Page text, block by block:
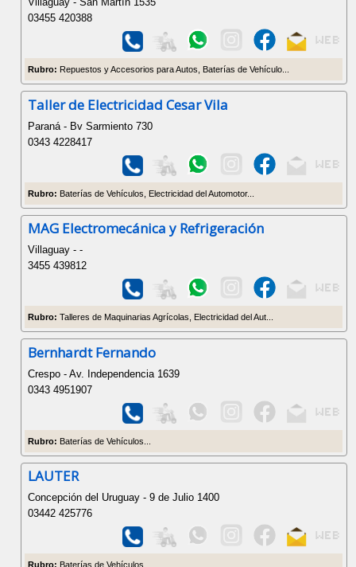
03455 420388
Rubro: Repuestos y Accesorios para Autos, Baterías de Vehículo...
Taller de Electricidad Cesar Vila
Paraná - Bv Sarmiento 730
0343 4228417
Rubro: Baterías de Vehículos, Electricidad del Automotor...
MAG Electromecánica y Refrigeración
Villaguay - -
3455 439812
Rubro: Talleres de Maquinarias Agrícolas, Electricidad del Aut...
Bernhardt Fernando
Crespo - Av. Independencia 1639
0343 4951907
Rubro: Baterías de Vehículos...
LAUTER
Concepción del Uruguay - 9 de Julio 1400
03442 425776
Rubro: Baterías de Vehículos...